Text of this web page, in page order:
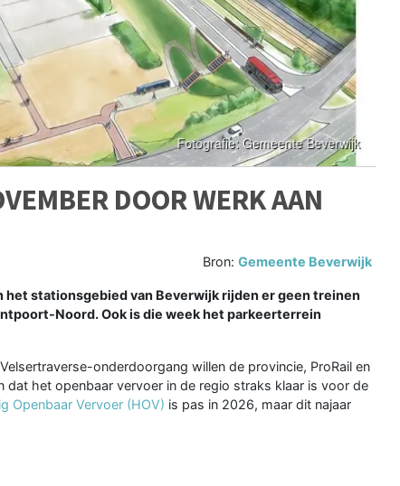
DOOR WERK AAN
Bron:Gemeente Beverwijk
het stationsgebied van Beverwijk rijden er geen treinen
Noord. Ook is die week het parkeerterrein
onderdoorgang willen de provincie, ProRail en
dat het openbaar vervoer in de regio straks klaar is voor de
Openbaar Vervoer (HOV) is pas in 2026, maar dit najaar